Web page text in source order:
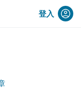
登入